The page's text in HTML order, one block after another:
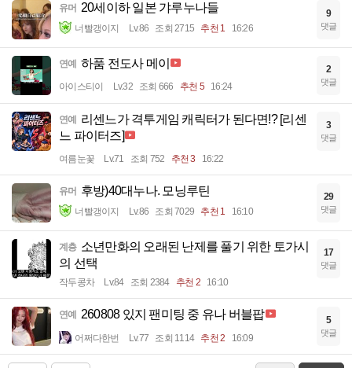
유머 20세이하 일본 갸루누나들
너빨갱이지 Lv.86 조회 2715 추천 1 16:26
9
댓글
연예 하품 전도사 메이
아이스티이 Lv.32 조회 666 추천 5 16:24
2
댓글
연예
리센느가 격투게임 캐릭터가 된다면!? [리센
느 파이터즈]
여름눈꽃 Lv.71 조회 752 추천 3 16:22
3
댓글
유머 후방)40대누나. 모닝루틴
너빨갱이지 Lv.86 조회 7029 추천 1 16:10
29
댓글
계층 소년만화의 오래된 난제를 풀기 위한 토가시
의 선택
작두콩차 Lv.84 조회 2384 추천 2 16:10
17
댓글
연예 260808 있지 팬미팅 중 유나 버블팝
어쩌다한번 Lv.77 조회 1114 추천 2 16:09
5
댓글